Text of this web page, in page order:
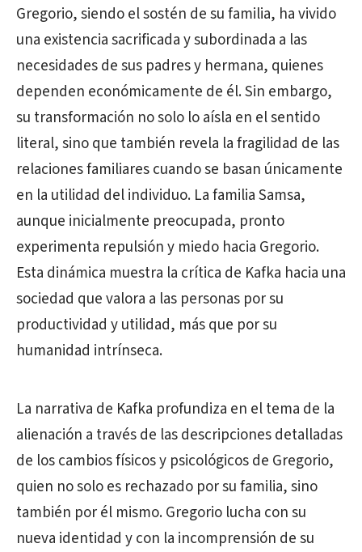
Gregorio, siendo el sostén de su familia, ha vivido
una existencia sacrificada y subordinada a las
necesidades de sus padres y hermana, quienes
dependen económicamente de él. Sin embargo,
su transformación no solo lo aísla en el sentido
literal, sino que también revela la fragilidad de las
relaciones familiares cuando se basan únicamente
en la utilidad del individuo. La familia Samsa,
aunque inicialmente preocupada, pronto
experimenta repulsión y miedo hacia Gregorio.
Esta dinámica muestra la crítica de Kafka hacia una
sociedad que valora a las personas por su
productividad y utilidad, más que por su
humanidad intrínseca.
La narrativa de Kafka profundiza en el tema de la
alienación a través de las descripciones detalladas
de los cambios físicos y psicológicos de Gregorio,
quien no solo es rechazado por su familia, sino
también por él mismo. Gregorio lucha con su
nueva identidad y con la incomprensión de su